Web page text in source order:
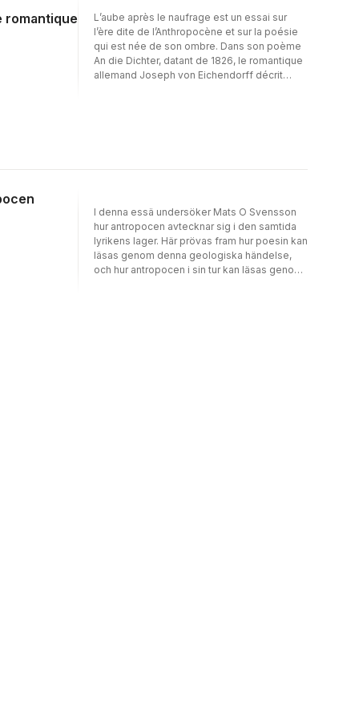
romantique
L’aube après le naufrage est un essai sur
l’ère dite de l’Anthropocène et sur la poésie
qui est née de son ombre. Dans son poème
An die Dichter, datant de 1826, le romantique
allemand Joseph von Eichendorff décrit
I denna essä undersöker Mats O Svensson
hur antropocen avtecknar sig i den samtida
lyrikens lager. Här prövas fram hur poesin kan
läsas genom denna geologiska händelse,
och hur antropocen i sin tur kan läsas genom